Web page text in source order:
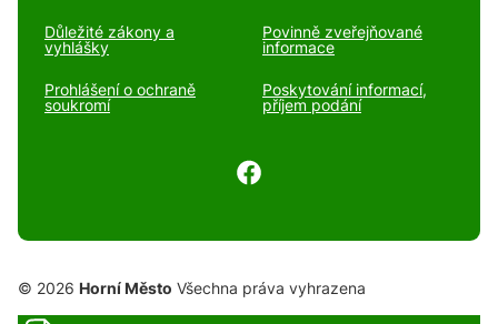
Důležité zákony a
vyhlášky
Povinně zveřejňované
informace
Prohlášení o ochraně
soukromí
Poskytování informací,
příjem podání
© 2026 Horní Město Všechna práva vyhrazena